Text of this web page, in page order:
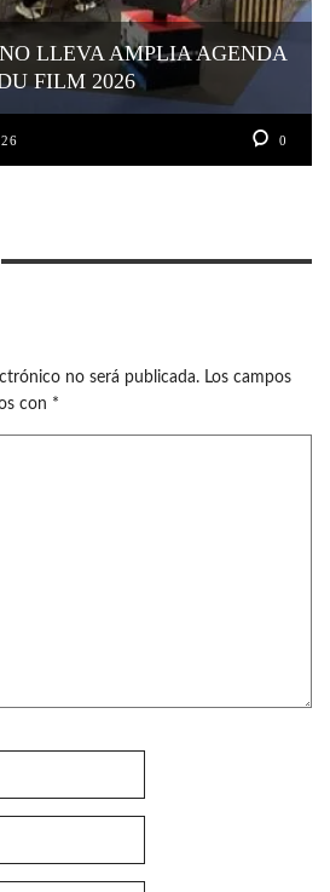
LLEVA AMPLIA AGENDA
FILM 2026
0
no será publicada. Los campos
con *